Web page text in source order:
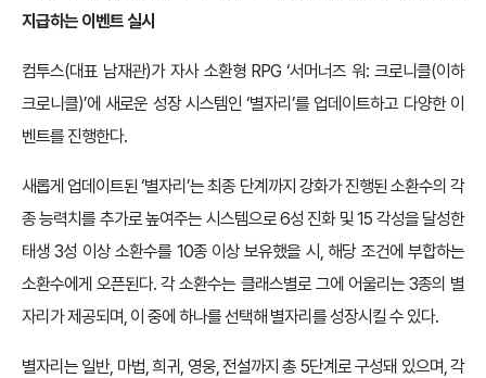
지급하는 이벤트 실시
컴투스(대표 남재관)가 자사 소환형 RPG ‘서머너즈 워: 크로니클(이하
크로니클)’에 새로운 성장 시스템인 ‘별자리’를 업데이트하고 다양한 이
벤트를 진행한다.
새롭게 업데이트된 ‘별자리’는 최종 단계까지 강화가 진행된 소환수의 각
종 능력치를 추가로 높여주는 시스템으로 6성 진화 및 15 각성을 달성한
태생 3성 이상 소환수를 10종 이상 보유했을 시, 해당 조건에 부합하는
소환수에게 오픈된다. 각 소환수는 클래스별로 그에 어울리는 3종의 별
자리가 제공되며, 이 중에 하나를 선택해 별자리를 성장시킬 수 있다.
별자리는 일반, 마법, 희귀, 영웅, 전설까지 총 5단계로 구성돼 있으며, 각